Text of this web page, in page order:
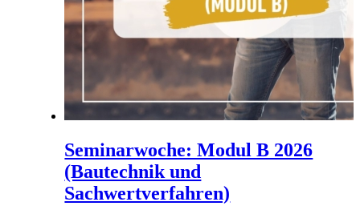
Seminarwoche: Modul B 2026
(Bautechnik und
Sachwertverfahren)